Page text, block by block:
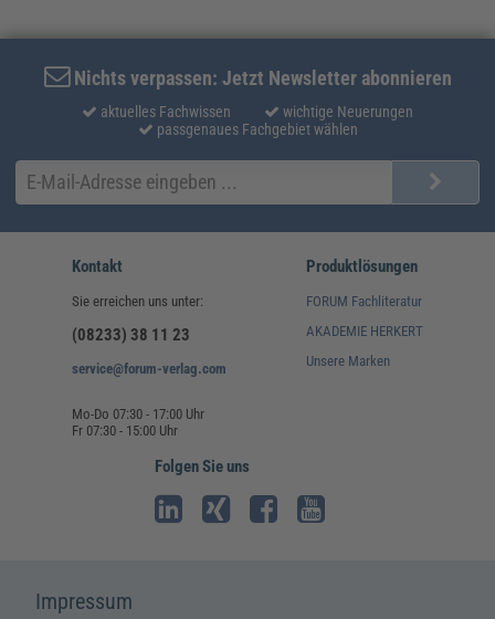
Nichts verpassen: Jetzt Newsletter abonnieren
aktuelles Fachwissen
wichtige Neuerungen
passgenaues Fachgebiet wählen
Kontakt
Sie erreichen uns unter:
(08233) 38 11 23
service@forum-verlag.com
Mo-Do 07:30 - 17:00 Uhr
Fr 07:30 - 15:00 Uhr
Produktlösungen
FORUM Fachliteratur
AKADEMIE HERKERT
Unsere Marken
Folgen Sie uns
Impressum